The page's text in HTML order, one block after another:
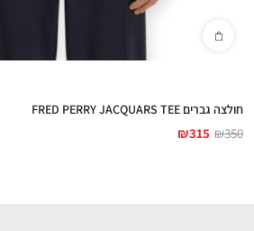
חולצה גברים FRED PERRY JACQUARS TEE
₪350
₪315